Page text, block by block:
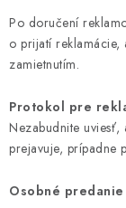
Po doručení
o prijatí reklamácie,
zamietnutím.
Protokol pre
Nezabudnite uviesť,
prejavuje, prípadne
Osobné